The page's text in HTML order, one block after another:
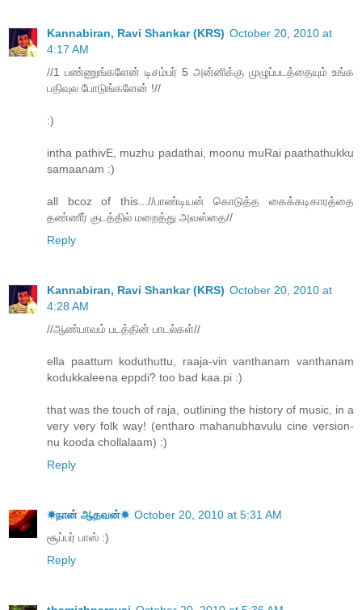
Kannabiran, Ravi Shankar (KRS) October 20, 2010 at
4:17 AM
//1 பண்ணுங்களேன் டிசம்பர் 5 அன்னிக்கு முழுப்படத்தையும் உங்க
பதிவுல போடுங்களேன் !//
:)
intha pathivE, muzhu padathai, moonu muRai paathathukku
samaanam :)
all bcoz of this...//பாண்டியன் கொடுத்த கைக்கடிகாரத்தை
தண்ணீர் குடத்தில் மறைத்து அவஸ்தை//
Reply
Kannabiran, Ravi Shankar (KRS) October 20, 2010 at
4:28 AM
//ஆண்பாவம் படத்தின் பாடல்கள்//
ella paattum koduthuttu, raaja-vin vanthanam vanthanam
kodukkaleena eppdi? too bad kaa.pi :)
that was the touch of raja, outlining the history of music, in a
very very folk way! (entharo mahanubhavulu cine version-
nu kooda chollalaam) :)
Reply
☀நான் ஆதவன்☀ October 20, 2010 at 5:31 AM
சூப்பர் பாஸ் :)
Reply